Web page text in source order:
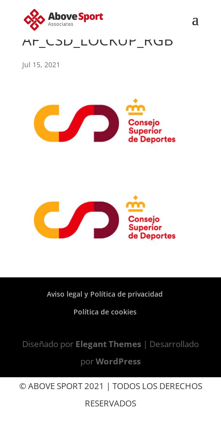
AF_CSD_LOCKUP_RGB
Jul 15, 2021
Aviso legal y Política de privacidad
Política de cookies
Diseñado por Elegant Themes| Desarrollado
porWordPress
© ABOVE SPORT 2021 | TODOS LOS DERECHOS
RESERVADOS